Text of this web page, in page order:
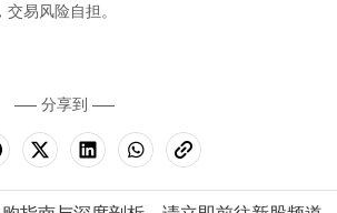
易风险自担。
分享到